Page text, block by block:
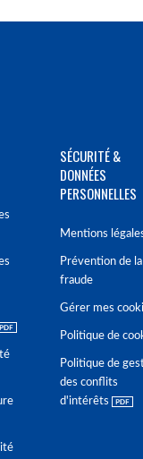
SÉCURITÉ &
DONNÉES
PERSONNELLES
Mentions
Prévention de la
fraude
Gérer mes
Politique de
Politique de
des conflits
d'intérêts